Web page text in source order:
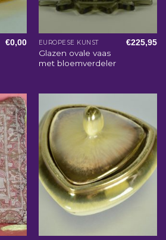
€0,00 EUROPESE KUNST
Glazen ovale vaas
met bloemverdeler
€225,95